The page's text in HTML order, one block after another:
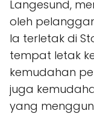
Langesund,
oleh
Ia terletak di
tempat letak
kemudahan
juga
yang